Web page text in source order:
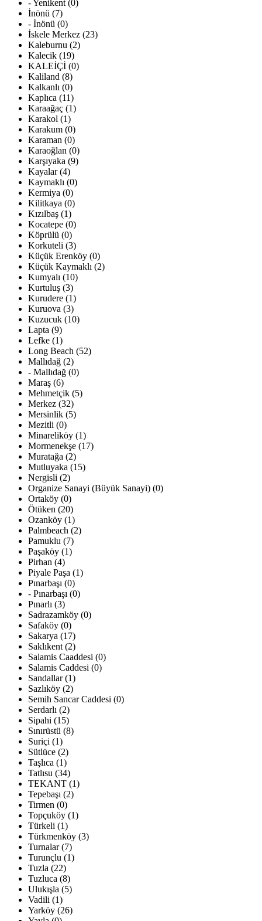
- Yenikent (0)
İnönü (7)
- İnönü (0)
İskele Merkez (23)
Kaleburnu (2)
Kalecik (19)
KALEİÇİ (0)
Kaliland (8)
Kalkanlı (0)
Kaplıca (11)
Karaağaç (1)
Karakol (1)
Karakum (0)
Karaman (0)
Karaoğlan (0)
Karşıyaka (9)
Kayalar (4)
Kaymaklı (0)
Kermiya (0)
Kilitkaya (0)
Kızılbaş (1)
Kocatepe (0)
Köprülü (0)
Korkuteli (3)
Küçük Erenköy (0)
Küçük Kaymaklı (2)
Kumyalı (10)
Kurtuluş (3)
Kurudere (1)
Kuruova (3)
Kuzucuk (10)
Lapta (9)
Lefke (1)
Long Beach (52)
Mallıdağ (2)
- Mallıdağ (0)
Maraş (6)
Mehmetçik (5)
Merkez (32)
Mersinlik (5)
Mezitli (0)
Minareliköy (1)
Mormenekşe (17)
Muratağa (2)
Mutluyaka (15)
Nergisli (2)
Organize Sanayi (Büyük Sanayi) (0)
Ortaköy (0)
Ötüken (20)
Ozanköy (1)
Palmbeach (2)
Pamuklu (7)
Paşaköy (1)
Pirhan (4)
Piyale Paşa (1)
Pınarbaşı (0)
- Pınarbaşı (0)
Pınarlı (3)
Sadrazamköy (0)
Safaköy (0)
Sakarya (17)
Saklıkent (2)
Salamis Caaddesi (0)
Salamis Caddesi (0)
Sandallar (1)
Sazlıköy (2)
Semih Sancar Caddesi (0)
Serdarlı (2)
Sipahi (15)
Sınırüstü (8)
Suriçi (1)
Sütlüce (2)
Taşlıca (1)
Tatlısu (34)
TEKANT (1)
Tepebaşı (2)
Tirmen (0)
Topçuköy (1)
Türkeli (1)
Türkmenköy (3)
Turnalar (7)
Turunçlu (1)
Tuzla (22)
Tuzluca (8)
Ulukışla (5)
Vadili (1)
Yarköy (26)